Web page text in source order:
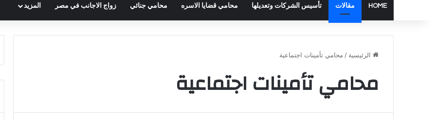
HOME مقالات تأسيس الشركات وتعديلها محامي قضايا الاسره محامي جنائي زواج الاجانب في مصر المزيد
الرئيسية / محامي تأمينات اجتماعية
محامي تأمينات اجتماعية